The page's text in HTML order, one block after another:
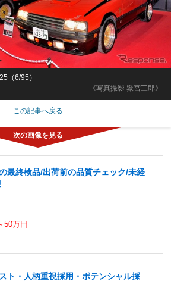
《写真撮影 嶽宮三郎》
（6/95）
この記事へ戻る
最終検品/出荷前の品質チェック/未経
50万円
ト・人柄重視採用・ポテンシャル採